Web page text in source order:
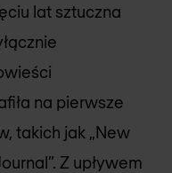
lat sztuczna
na pierwsze
takich jak „New
Z upływem